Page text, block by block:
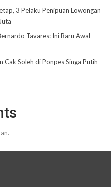
3 Pelaku Penipuan Lowongan
Tavares: Ini Baru Awal
Soleh di Ponpes Singa Putih